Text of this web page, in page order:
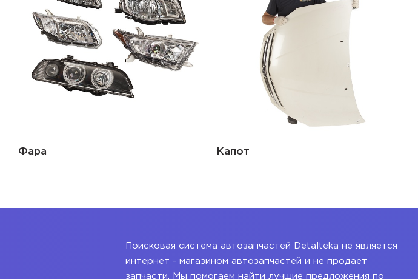
Капот Крыло переднее
Поисковая система автозапчастей Detalteka не является
интернет - магазином автозапчастей и не продает
запчасти. Мы помогаем найти лучшие предложения по